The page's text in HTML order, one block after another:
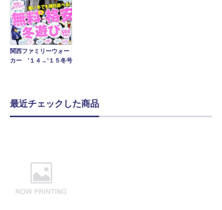
関西ファミリーウォー
カー ’１４→’１５冬号
最近チェックした商品